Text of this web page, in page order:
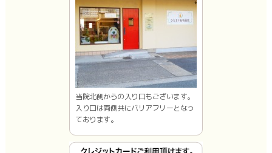
当院北側からの入り口もございます。
入り口は両側共にバリアフリーとなっ
ております。